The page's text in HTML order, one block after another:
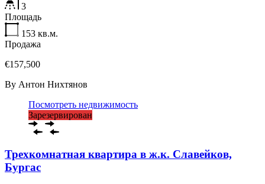
3
Площадь
153 кв.м.
Продажа
€157,500
By Антон Нихтянов
Посмотреть недвижимость
Зарезервирован
Трехкомнатная квартира в ж.к. Славейков,
Бургас